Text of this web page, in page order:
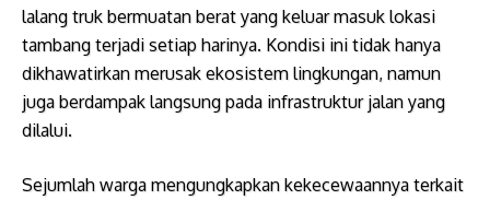
lalang truk bermuatan berat yang keluar masuk lokasi
tambang terjadi setiap harinya. Kondisi ini tidak hanya
dikhawatirkan merusak ekosistem lingkungan, namun
juga berdampak langsung pada infrastruktur jalan yang
dilalui.
​Sejumlah warga mengungkapkan kekecewaannya terkait